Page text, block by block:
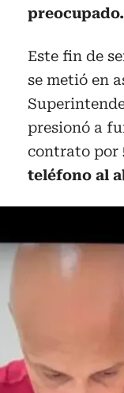
preocupado.
Este fin de
se metió en
presionó a
contrato por
teléfono al